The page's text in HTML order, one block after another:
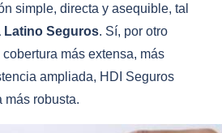
simple, directa y asequible, tal
Latino Seguros. Sí, por otro
más extensa, más
ampliada, HDI Seguros
más robusta.